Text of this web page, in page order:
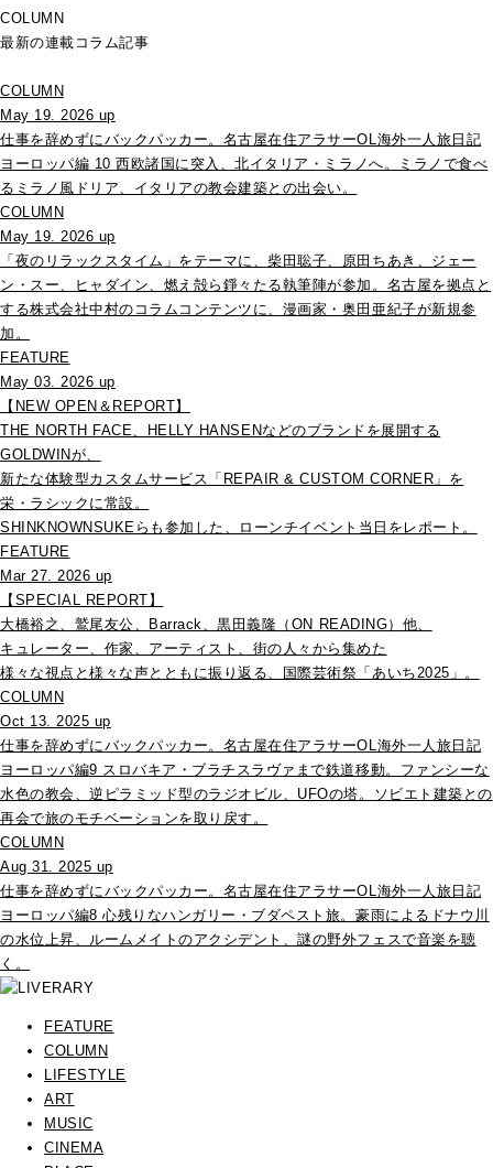
COLUMN
最新の連載コラム記事
COLUMN
May 19. 2026 up
仕事を辞めずにバックパッカー。名古屋在住アラサーOL海外一人旅日記
ヨーロッパ編 10 西欧諸国に突入、北イタリア・ミラノへ。ミラノで食べ
るミラノ風ドリア、イタリアの教会建築との出会い。
COLUMN
May 19. 2026 up
「夜のリラックスタイム」をテーマに、柴田聡子、原田ちあき、ジェー
ン・スー、ヒャダイン、燃え殻ら錚々たる執筆陣が参加。名古屋を拠点と
する株式会社中村のコラムコンテンツに、漫画家・奥田亜紀子が新規参
加。
FEATURE
May 03. 2026 up
【NEW OPEN＆REPORT】
THE NORTH FACE、HELLY HANSENなどのブランドを展開する
GOLDWINが、
新たな体験型カスタムサービス「REPAIR & CUSTOM CORNER」を
栄・ラシックに常設。
SHINKNOWNSUKEらも参加した、ローンチイベント当日をレポート。
FEATURE
Mar 27. 2026 up
【SPECIAL REPORT】
大橋裕之、鷲尾友公、Barrack、黒田義隆（ON READING）他、
キュレーター、作家、アーティスト、街の人々から集めた
様々な視点と様々な声とともに振り返る、国際芸術祭「あいち2025」。
COLUMN
Oct 13. 2025 up
仕事を辞めずにバックパッカー。名古屋在住アラサーOL海外一人旅日記
ヨーロッパ編9 スロバキア・ブラチスラヴァまで鉄道移動。ファンシーな
水色の教会、逆ピラミッド型のラジオビル、UFOの塔。ソビエト建築との
再会で旅のモチベーションを取り戻す。
COLUMN
Aug 31. 2025 up
仕事を辞めずにバックパッカー。名古屋在住アラサーOL海外一人旅日記
ヨーロッパ編8 心残りなハンガリー・ブダペスト旅。豪雨によるドナウ川
の水位上昇、ルームメイトのアクシデント、謎の野外フェスで音楽を聴
く。
FEATURE
COLUMN
LIFESTYLE
ART
MUSIC
CINEMA